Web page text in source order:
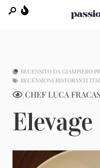
RECENSITO DA GIAMPIERO
RECENSIONI RISTORANTI
CHEF LUCA
Elevage